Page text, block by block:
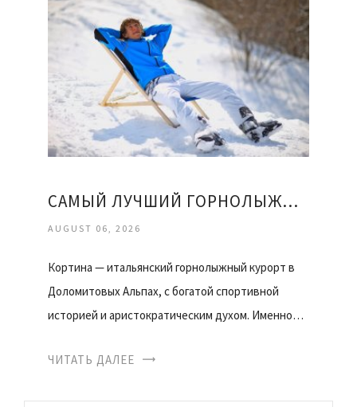
САМЫЙ ЛУЧШИЙ ГОРНОЛЫЖНЫЙ КУРОРТ
AUGUST 06, 2026
Кортина — итальянский горнолыжный курорт в
Доломитовых Альпах, с богатой спортивной
историей и аристократическим духом. Именно…
ЧИТАТЬ ДАЛЕЕ